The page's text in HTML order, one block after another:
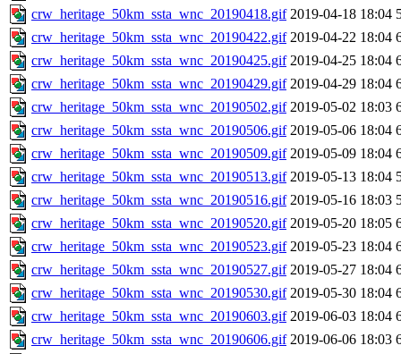
crw_heritage_50km_ssta_wnc_20190418.gif 2019-04-18 18:04
crw_heritage_50km_ssta_wnc_20190422.gif 2019-04-22 18:04
crw_heritage_50km_ssta_wnc_20190425.gif 2019-04-25 18:04
crw_heritage_50km_ssta_wnc_20190429.gif 2019-04-29 18:04
crw_heritage_50km_ssta_wnc_20190502.gif 2019-05-02 18:03
crw_heritage_50km_ssta_wnc_20190506.gif 2019-05-06 18:04
crw_heritage_50km_ssta_wnc_20190509.gif 2019-05-09 18:04
crw_heritage_50km_ssta_wnc_20190513.gif 2019-05-13 18:04
crw_heritage_50km_ssta_wnc_20190516.gif 2019-05-16 18:03
crw_heritage_50km_ssta_wnc_20190520.gif 2019-05-20 18:05
crw_heritage_50km_ssta_wnc_20190523.gif 2019-05-23 18:04
crw_heritage_50km_ssta_wnc_20190527.gif 2019-05-27 18:04
crw_heritage_50km_ssta_wnc_20190530.gif 2019-05-30 18:04
crw_heritage_50km_ssta_wnc_20190603.gif 2019-06-03 18:04
crw_heritage_50km_ssta_wnc_20190606.gif 2019-06-06 18:03